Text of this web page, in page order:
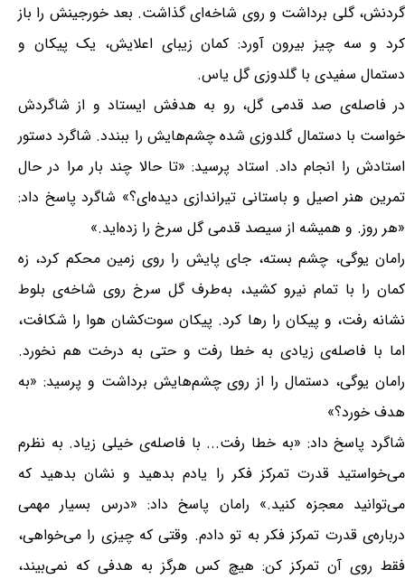
گردنش، گلی برداشت و روی شاخه‌ای گذاشت. بعد خورجینش را باز
کرد و سه چیز بیرون آورد: کمان زیبای اعلایش، یک پیکان و
دستمال سفیدی با گلدوزی گل یاس.
در فاصله‌ی صد قدمی گل، رو به هدفش ایستاد و از شاگردش
خواست با دستمال گلدوزی شده چشم‌هایش را ببندد. شاگرد دستور
استادش را انجام داد. استاد پرسید: «تا حالا چند بار مرا در حال
تمرین هنر اصیل و باستانی تیراندازی دیده‌ای؟» شاگرد پاسخ داد:
«هر روز. و همیشه از سیصد قدمی گل سرخ را زده‌اید.»
رامان یوگی، چشم بسته، جای پایش را روی زمین محکم کرد، زه
کمان را با تمام نیرو کشید، به‌طرف گل سرخ روی شاخه‌ی بلوط
نشانه رفت، و پیکان را رها کرد. پیکان سوت‌کشان هوا را شکافت،
اما با فاصله‌ی زیادی به خطا رفت و حتی به درخت هم نخورد.
رامان یوگی، دستمال را از روی چشم‌هایش برداشت و پرسید: «به
هدف خورد؟»
شاگرد پاسخ داد: «به خطا رفت... با فاصله‌ی خیلی زیاد. به نظرم
می‌خواستید قدرت تمرکز فکر را یادم بدهید و نشان بدهید که
می‌توانید معجزه کنید.» رامان پاسخ داد: «درس بسیار مهمی
درباره‌ی قدرت تمرکز فکر به تو دادم. وقتی که چیزی را می‌خواهی،
فقط روی آن تمرکز کن: هیچ کس هرگز به هدفی که نمی‌بیند،